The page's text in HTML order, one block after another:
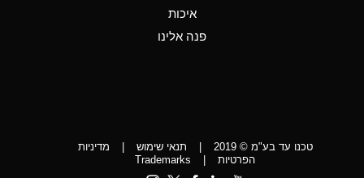
Aniline
D
איכות
פנה אלינו
טכנו עד בע"מ © 2019 | תנאי שימוש |
מדיניות
הפרטיות
|
Trademarks